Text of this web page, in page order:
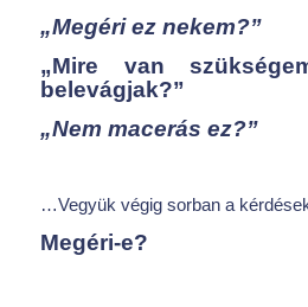
„Megéri ez nekem?”
„Mire van
belevágjak?”
„Nem macerás ez?”
…Vegyük végig sorban a
Megéri-e?